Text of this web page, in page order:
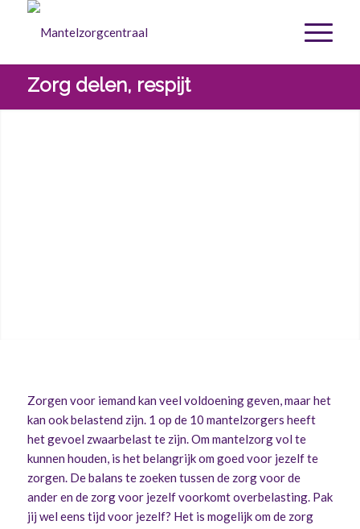
Zorg delen, respijt
Zorgen voor iemand kan veel voldoening geven, maar het
kan ook belastend zijn. 1 op de 10 mantelzorgers heeft
het gevoel zwaarbelast te zijn. Om mantelzorg vol te
kunnen houden, is het belangrijk om goed voor jezelf te
zorgen. De balans te zoeken tussen de zorg voor de
ander en de zorg voor jezelf voorkomt overbelasting. Pak
jij wel eens tijd voor jezelf? Het is mogelijk om de zorg